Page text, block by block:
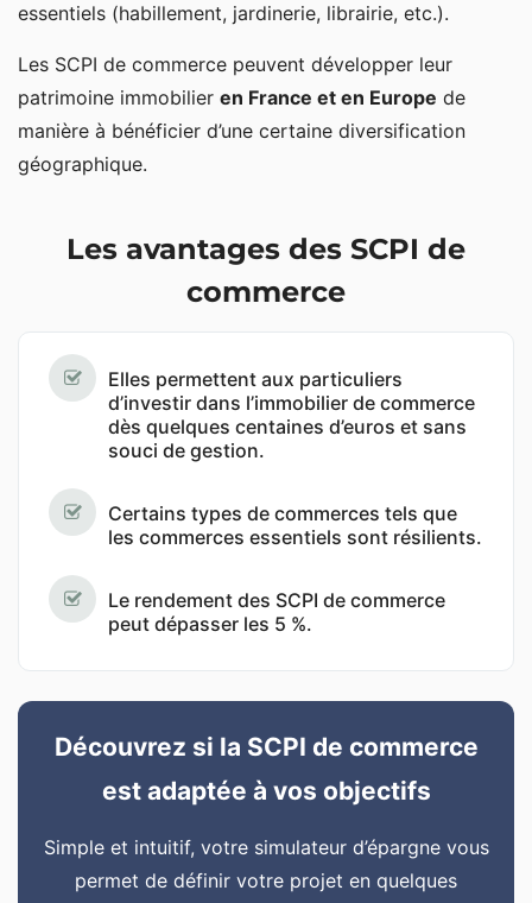
essentiels (habillement, jardinerie, librairie, etc.).
Les SCPI de commerce peuvent développer leur
patrimoine immobilier en France et en Europe de
manière à bénéficier d’une certaine diversification
géographique.
Les avantages des SCPI de
commerce
Elles permettent aux particuliers
d’investir dans l’immobilier de commerce
dès quelques centaines d’euros et sans
souci de gestion.
Certains types de commerces tels que
les commerces essentiels sont résilients.
Le rendement des SCPI de commerce
peut dépasser les 5 %.
Découvrez si la SCPI de commerce
est adaptée à vos objectifs
Simple et intuitif, votre simulateur d’épargne vous
permet de définir votre projet en quelques